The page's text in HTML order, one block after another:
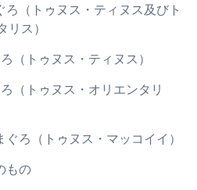
ろ（トゥヌス・ティヌス及びト
ス）
（トゥヌス・ティヌス）
（トゥヌス・オリエンタリ
ぐろ（トゥヌス・マッコイイ）
もの